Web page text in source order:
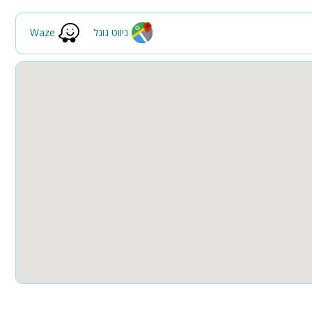
המקום אינו
פינות ישיבה תאורת גן
גינה בריכה מקורה
Waze ניווט גוגל